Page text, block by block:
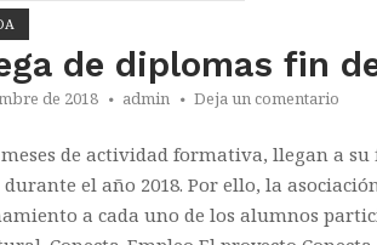
de diplomas fin
de 2018 admin Deja un comentario
meses de actividad formativa, llegan a
el año 2018. Por ello, la
a cada uno de los alumnos